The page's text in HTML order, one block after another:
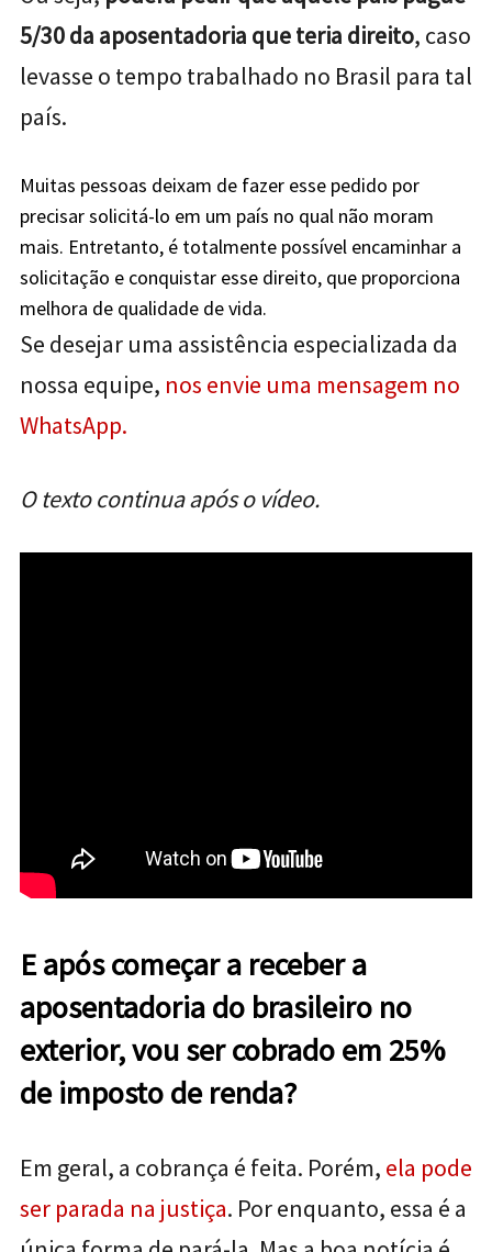
5/30 da aposentadoria que teria direito, caso
levasse o tempo trabalhado no Brasil para tal
país.
Muitas pessoas deixam de fazer esse pedido por
precisar solicitá-lo em um país no qual não moram
mais. Entretanto, é totalmente possível encaminhar a
solicitação e conquistar esse direito, que proporciona
melhora de qualidade de vida.
Se desejar uma assistência especializada da
nossa equipe, nos envie uma mensagem no
WhatsApp.
O texto continua após o vídeo.
E após começar a receber a
aposentadoria do brasileiro no
exterior, vou ser cobrado em 25%
de imposto de renda?
Em geral, a cobrança é feita. Porém, ela pode
ser parada na justiça. Por enquanto, essa é a